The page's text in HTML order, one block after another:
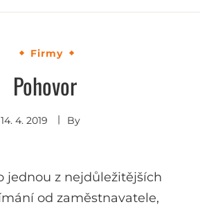
Firmy
Pohovor
14. 4. 2019 By
jednou z nejdůležitějších
od zaměstnavatele,